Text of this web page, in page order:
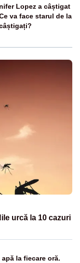
Lopez a câștigat
va face starul de la
urcă la 10 cazuri
la fiecare oră.